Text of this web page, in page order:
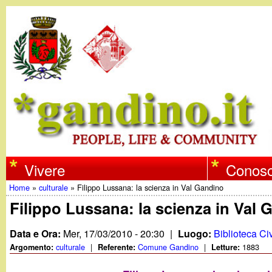
w
w
w
.
Vivere
Tu
sei
qui
Home »culturale » Filippo Lussana: la scienza in Val Gandino
Filippo Lussana: la scienza in Val
Data e Ora: Mer, 17/03/2010 - 20:30 | Luogo: Biblioteca
Argomento:culturale | Referente:Comune Gandino | Letture: 1883